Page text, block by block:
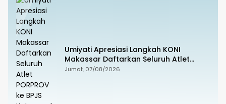
Umiyati Apresiasi Langkah KONI
Makassar Daftarkan Seluruh Atlet
PORPROV ke BPJS Ketenagakerjaan
Jumat, 07/08/2026